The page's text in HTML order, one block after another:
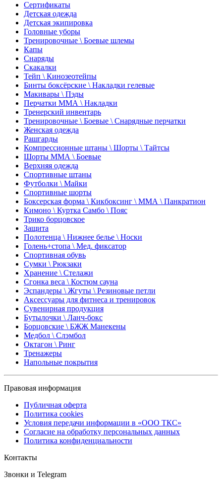
Сертификаты
Детская одежда
Детская экипировка
Головные уборы
Тренировочные \ Боевые шлемы
Капы
Снаряды
Скакалки
Тейп \ Кинозеотейпы
Бинты боксёрские \ Накладки гелевые
Макивары \ Пэды
Перчатки ММА \ Накладки
Тренерский инвентарь
Тренировочные \ Боевые \ Снарядные перчатки
Женская одежда
Рашгарды
Компрессионные штаны \ Шорты \ Тайтсы
Шорты ММА \ Боевые
Верхняя одежда
Спортивные штаны
Футболки \ Майки
Спортивные шорты
Боксерская форма \ Кикбоксинг \ ММА \ Панкратион
Кимоно \ Куртка Самбо \ Пояс
Трико борцовское
Защита
Полотенца \ Нижнее белье \ Носки
Голень+стопа \ Мед. фиксатор
Спортивная обувь
Сумки \ Рюкзаки
Хранение \ Стелажи
Сгонка веса \ Костюм сауна
Эспандеры \ Жгуты \ Резиновые петли
Аксессуары для фитнеса и тренировок
Сувенирная продукция
Бутылочки \ Ланч-бокс
Борцовские \ БЖЖ Манекены
Медбол \ Слэмбол
Октагон \ Ринг
Тренажеры
Напольные покрытия
Правовая информация
Публичная оферта
Политика cookies
Условия передачи информации в «ООО ТКС»
Согласие на обработку персональных данных
Политика конфиденциальности
Контакты
Звонки и Telegram